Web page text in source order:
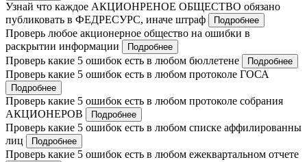
Узнай что каждое АКЦИОНРЕНОЕ ОБЩЕСТВО обязано
публиковать в ФЕДРЕСУРС, иначе штраф
Подробнее
Проверь любое акционерное общество на ошибки в
раскрытии информации
Подробнее
Проверь какие 5 ошибок есть в любом бюллетене Подробнее
Проверь какие 5 ошибок есть в любом протоколе ГОСА
Подробнее
Проверь какие 5 ошибок есть в любом протоколе собрания
АКЦИОНЕРОВ
Подробнее
Проверь какие 5 ошибок есть в любом списке аффилированны
лиц
Подробнее
Проверь какие 5 ошибок есть в любом ежеквартальном отчете